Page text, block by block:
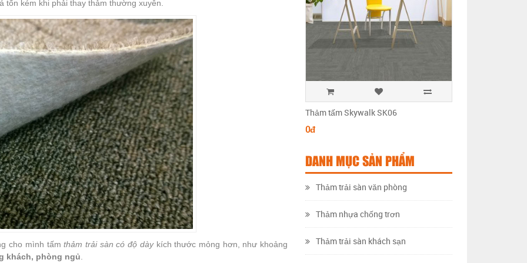
kém khi phải thay thảm thường xuyên.
cho mình tấmthảm trải sàn có độ dàykích thước mỏng hơn, như khoảng
khách, phòng ngủ
Thảm tấm Skywalk SK06
0đ
DANH MỤC SẢN PHẨM
Thảm trải sàn văn phòng
Thảm nhựa chống trơn
Thảm trải sàn khách sạn